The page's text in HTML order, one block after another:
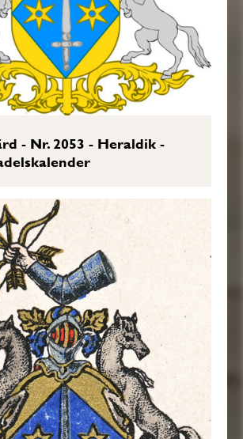
- Nr. 2053 - Heraldik -